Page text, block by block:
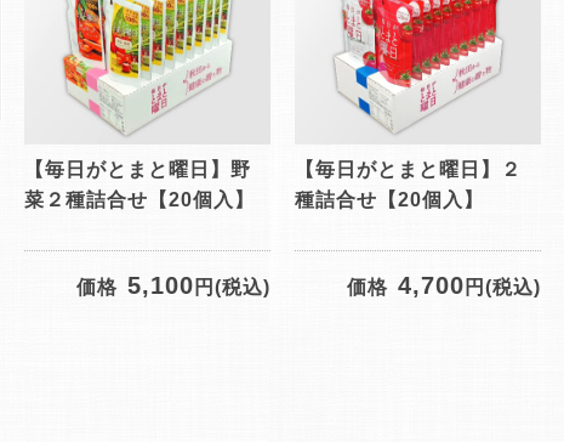
【毎日がとまと曜日】野
菜２種詰合せ【20個入】
価格 5,100 円(税込)
【毎日がとまと曜日】２
種詰合せ【20個入】
価格 4,700 円(税込)